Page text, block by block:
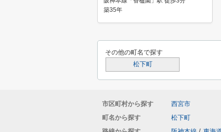
築35年
その他の町名で探す
松下町
市区町村から探す
西宮市
町名から探す
松下町